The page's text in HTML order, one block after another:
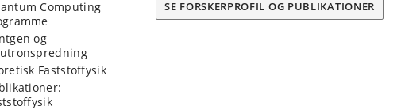
Computing
og
Faststoffysik
SE FORSKERPROFIL OG PUBLIKATIONER